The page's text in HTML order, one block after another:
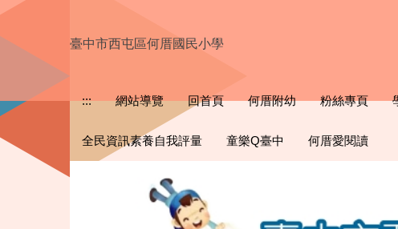
跳
主
容
臺中市西屯區何厝國民小學
::: 網站導覽 回首頁 何厝附幼 粉絲專頁
全民資訊素養自我評量 童樂Q臺中 何厝愛閱讀